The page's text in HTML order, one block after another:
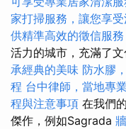
家打掃服務，讓您享
供精準高效的徵信服務
活力的城市，充滿了文
承經典的美味 防水膠
程 台中律師，當地專
程與注意事項 在我們
傑作，例如Sagrada